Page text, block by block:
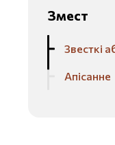
Змест
Звесткі
Апісанне